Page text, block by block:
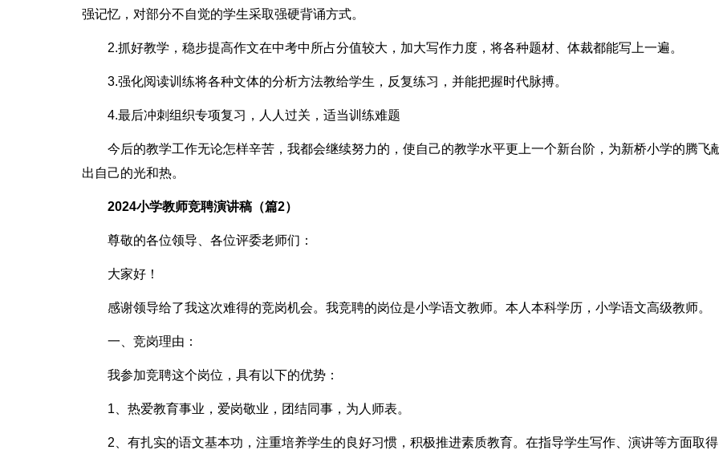
强记忆，对部分不自觉的学生采取强硬背诵方式。
2.抓好教学，稳步提高作文在中考中所占分值较大，加大写作力度，将各种题材、体裁都能写上一遍。
3.强化阅读训练将各种文体的分析方法教给学生，反复练习，并能把握时代脉搏。
4.最后冲刺组织专项复习，人人过关，适当训练难题
今后的教学工作无论怎样辛苦，我都会继续努力的，使自己的教学水平更上一个新台阶，为新桥小学的腾飞
出自己的光和热。
2024小学教师竞聘演讲稿（篇2）
尊敬的各位领导、各位评委老师们：
大家好！
感谢领导给了我这次难得的竞岗机会。我竞聘的岗位是小学语文教师。本人本科学历，小学语文高级教师。
一、竞岗理由：
我参加竞聘这个岗位，具有以下的优势：
1、热爱教育事业，爱岗敬业，团结同事，为人师表。
2、有扎实的语文基本功，注重培养学生的良好习惯，积极推进素质教育。在指导学生写作、演讲等方面取